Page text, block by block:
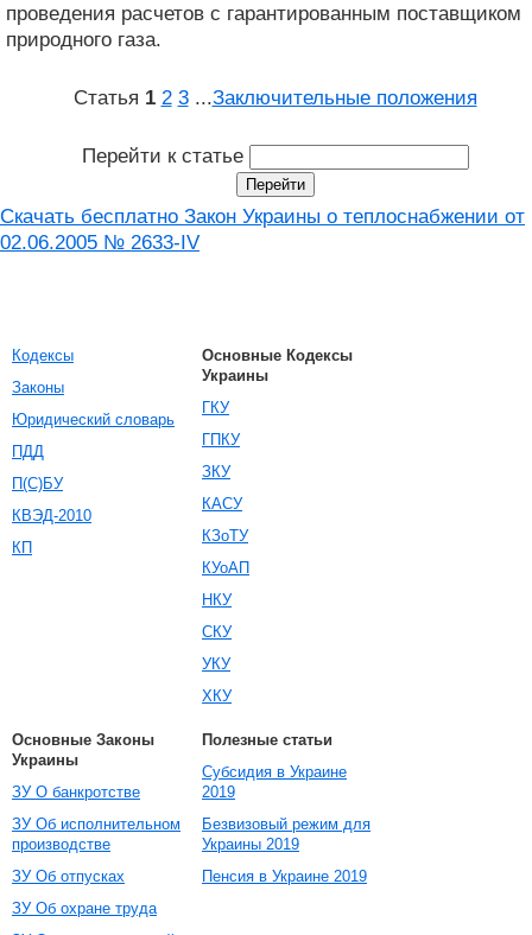
проведения расчетов с гарантированным поставщиком
природного газа.
Статья 1 2 3 ...Заключительные положения
Перейти к статье
Скачать бесплатно Закон Украины о теплоснабжении от
02.06.2005 № 2633-IV
Кодексы
Законы
Юридический словарь
ПДД
П(С)БУ
КВЭД-2010
КП
Основные Кодексы
Украины
ГКУ
ГПКУ
ЗКУ
КАСУ
КЗоТУ
КУоАП
НКУ
СКУ
УКУ
ХКУ
Основные Законы
Украины
ЗУ О банкротстве
ЗУ Об исполнительном
производстве
ЗУ Об отпусках
ЗУ Об охране труда
Полезные статьи
Субсидия в Украине
2019
Безвизовый режим для
Украины 2019
Пенсия в Украине 2019